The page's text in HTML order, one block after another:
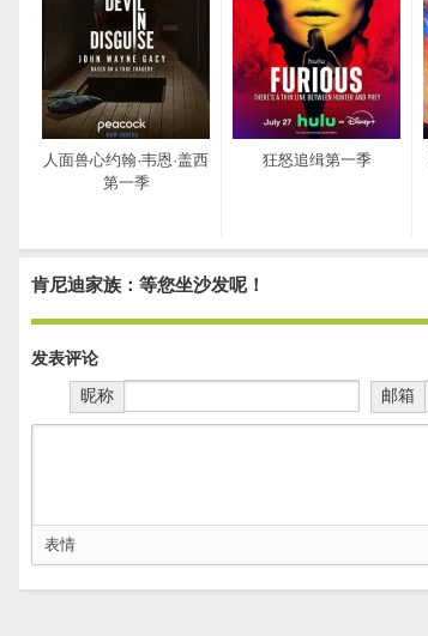
人面兽心约翰·韦恩·盖西
第一季
狂怒追缉第一季
肯尼迪家族：等您坐沙发呢！
发表评论
昵称
邮箱
表情